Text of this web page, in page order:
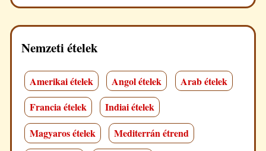
Nemzeti ételek
Amerikai ételek Angol ételek
Arab ételek
Francia ételek
Indiai ételek
Magyaros ételek
Mediterrán étrend